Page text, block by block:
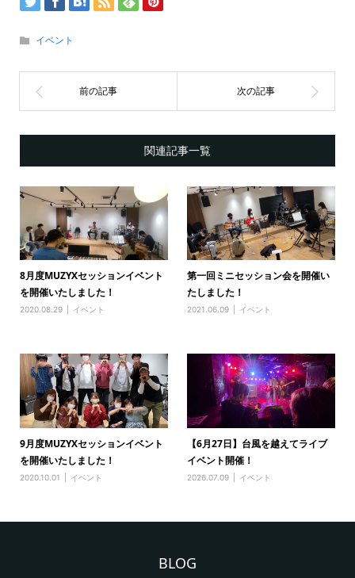
イベント
関連記事一覧
8月度MUZYXセッションイベント
を開催いたしました！
2020.08.29 イベント
第一回ミニセッション会を開催い
たしました！
2021.06.09 イベント
9月度MUZYXセッションイベント
を開催いたしました！
2020.10.01 イベント
【6月27日】台風を越えてライブ
イベント開催！
2026.07.09 イベント
BLOG